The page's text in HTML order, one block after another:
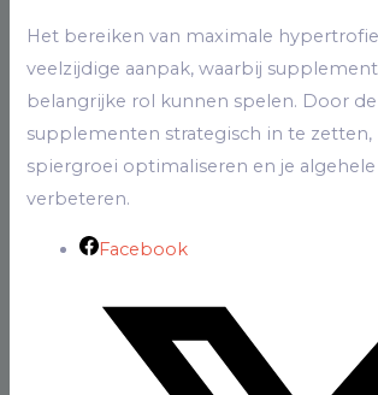
Het bereiken van maximale
veelzijdige aanpak, waarbij
belangrijke rol kunnen spelen. Door
supplementen strategisch in te zetten,
spiergroei optimaliseren en je
verbeteren.
Facebook